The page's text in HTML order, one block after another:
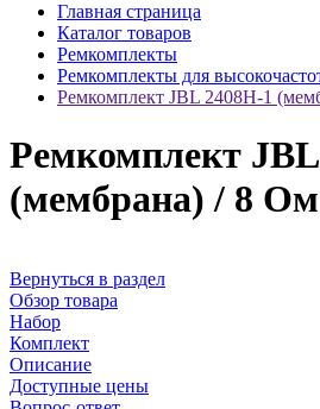
Главная страница
Каталог товаров
Ремкомплекты
Ремкомплекты для
Ремкомплект JBL 2408H-1
Ремкомплект
(мембрана) / 8 Ом
Вернуться в раздел
Обзор товара
Набор
Комплект
Описание
Доступные цены